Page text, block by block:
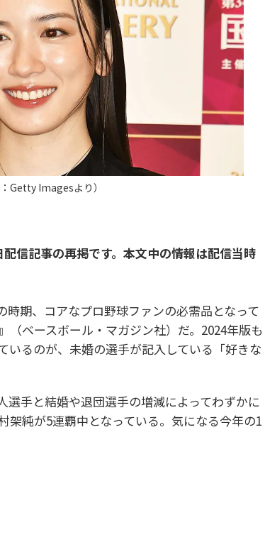
Getty Imagesより）
信記事の再掲です。本文中の情報は配信当時
期、コアなプロ野球ファンの必需品となって
（ベースボール・マガジン社）だ。2024年版も
いるのが、未婚の選手が記入している「好きな
手と結婚や退団選手の増減によってわずかに
架純が5連覇中となっている。気になる今年の1